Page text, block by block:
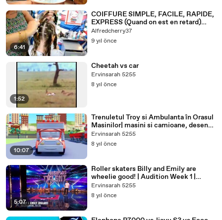
6:41
COIFFURE SIMPLE, FACILE, RAPIDE,
EXPRESS (Quand on est en retard)
Tuto n°16 [HD]
Alfredcherry37
9 yıl önce
1:52
Cheetah vs car
Ervinsarah 5255
8 yıl önce
10:07
Trenuletul Troy si Ambulanta în Orasul
Masinilor| masini si camioane, desene
pentru copii
Ervinsarah 5255
8 yıl önce
5:07
Roller skaters Billy and Emily are
wheelie good! | Audition Week 1 |
Britains Got Talent
Ervinsarah 5255
8 yıl önce